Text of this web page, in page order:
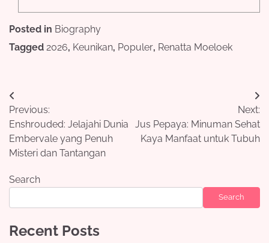
Posted in Biography
Tagged 2026, Keunikan, Populer, Renatta Moeloek
Post
navigation
Previous:
Enshrouded: Jelajahi Dunia
Embervale yang Penuh
Misteri dan Tantangan
Next:
Jus Pepaya: Minuman Sehat
Kaya Manfaat untuk Tubuh
Search
Search
Recent Posts